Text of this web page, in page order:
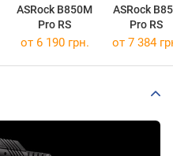
ASRock B850M
Pro RS
ASRock
Pro RS
от 6 190 грн. от 7 384